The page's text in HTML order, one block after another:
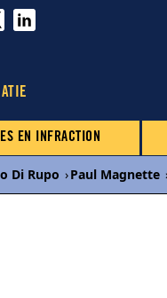
EN INFRACTION
Di Rupo ›Paul Magnette